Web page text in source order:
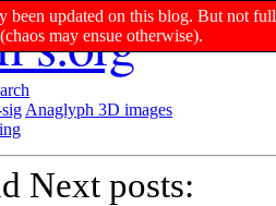
Anaglyph 3D images
Next posts:
been updated on this blog. But not
may ensue otherwise).